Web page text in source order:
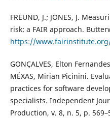
FREUND, J.; JONES, J.
risk: a FAIR approach.
https://
GONÇALVES, Elton
MÉXAS, Mirian Picinini.
practices for software
specialists. Independent
Production, v. 8, n. 5, p.